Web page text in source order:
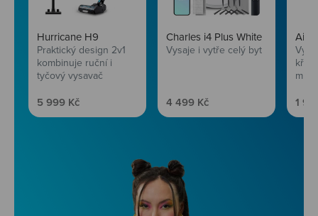
Hurricane H9
Praktický design 2v1
kombinuje ruční i
tyčový vysavač
Prodejní cena
5 999 Kč
Charles i4 Plus White
Vysaje i vytře celý byt
Prodejní cena
4 499 Kč 1